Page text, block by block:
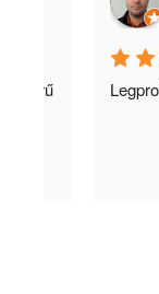
5
Legprofibb